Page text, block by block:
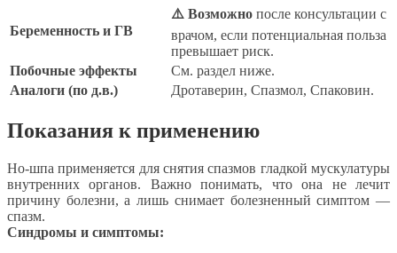
Беременность и ГВ
⚠️ Возможно после консультации с
врачом, если потенциальная польза
превышает риск.
Побочные эффекты
См. раздел ниже.
Аналоги (по д.в.)
Дротаверин, Спазмол, Спаковин.
Показания к применению
Но-шпа применяется для снятия спазмов гладкой мускулатуры
внутренних органов. Важно понимать, что она не лечит
причину болезни, а лишь снимает болезненный симптом —
спазм.
Синдромы и симптомы: